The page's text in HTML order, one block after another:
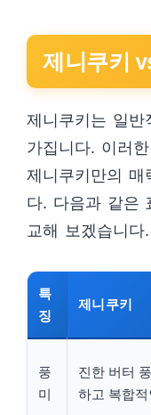
제니쿠키
제니쿠키는 일반
가집니다. 이러
제니쿠키만의
다. 다음과 같은
교해 보겠습니다.
특
징
제니쿠키
풍
미
진한 버터
하고 복합